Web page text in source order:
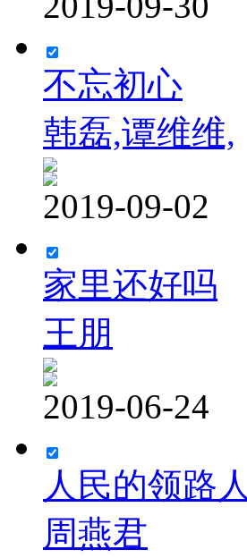
不忘初心
韩磊,谭维维,
2019-09-02
家里还好吗
王朋
2019-06-24
人民的领路人
周燕君